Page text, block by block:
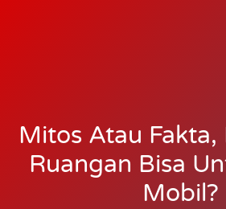
Mitos Atau Fakta,
Ruangan Bisa
Mobil?